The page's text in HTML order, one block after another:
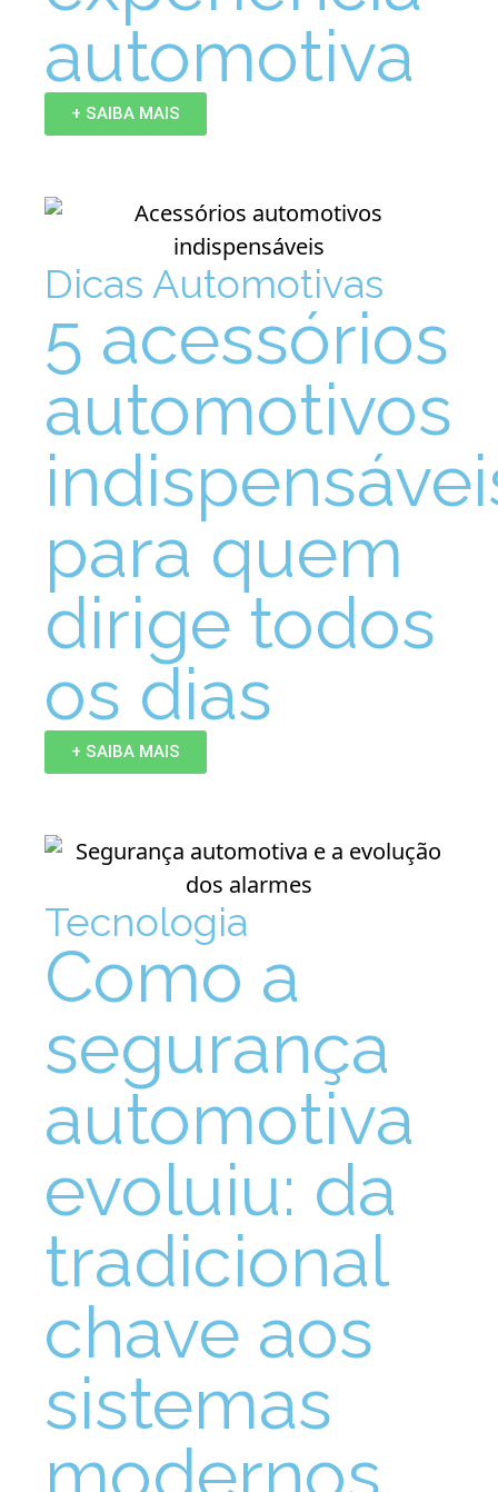
automotiva
+ SAIBA MAIS
Dicas Automotivas
5 acessórios
automotivos
para quem
dirige todos
os dias
+ SAIBA MAIS
Tecnologia
Como a
segurança
automotiva
evoluiu: da
tradicional
chave aos
sistemas
modernos